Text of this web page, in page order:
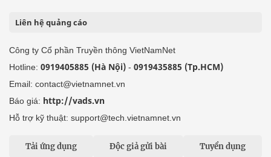
Liên hệ quảng cáo
Công ty Cổ phần Truyền thông VietNamNet
Hotline: 0919405885 (Hà Nội) - 0919435885 (Tp.HCM)
Email: contact@vietnamnet.vn
Báo giá: http://vads.vn
Hỗ trợ kỹ thuật: support@tech.vietnamnet.vn
Tải ứng dụng Độc giả gửi bài Tuyển dụng